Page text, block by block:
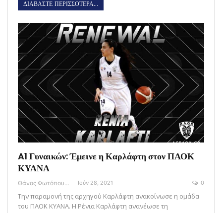
ΔΙΑΒΑΣΤΕ ΠΕΡΙΣΣΟΤΕΡΑ...
A1 Γυναικών: Έμεινε η Καρλάφτη στον ΠΑΟΚ
ΚΥΑΝΑ
Θάνος Φωτόπουλος Ιούν 28, 2021 0
Την παραμονή της αρχηγού Καρλάφτη ανακοίνωσε η ομάδα
του ΠΑΟΚ ΚΥΑΝΑ. Η Ρένια Καρλάφτη ανανέωσε τη